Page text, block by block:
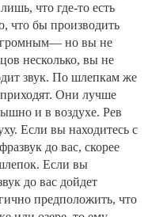
что где-то есть
что бы производить
но вы не
несколько, вы не
звук. По шлепкам же
приходят. Они лучше
и в воздухе. Рев
Если вы находитесь с
до вас, скорее
Если вы
до вас дойдет
предположить, что